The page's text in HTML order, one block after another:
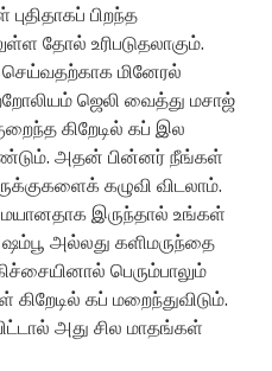
பிறந்த
தோல் உரிபடுதலாகும்.
மினேரல்
ஜெலி வைத்து மசாஜ்
கிறேடில் கப் இல
அதன் பின்னர் நீங்கள்
கழுவி விடலாம்.
இருந்தால் உங்கள்
ஷம்பூ அல்லது களிமருந்தை
பெரும்பாலும்
கிறேடில் கப் மறைந்துவிடும்.
அது சில மாதங்கள்